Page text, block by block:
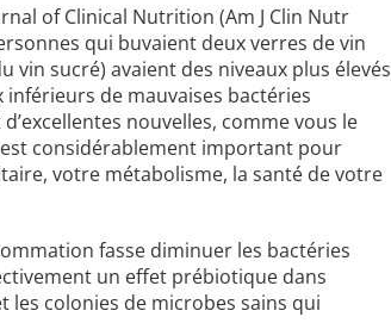
of Clinical Nutrition (Am J Clin Nutr
qui buvaient deux verres de vin
vin sucré) avaient des niveaux plus élevés
de mauvaises bactéries
nouvelles, comme vous le
considérablement important pour
votre métabolisme, la santé de votre
fasse diminuer les bactéries
un effet prébiotique dans
les colonies de microbes sains qui